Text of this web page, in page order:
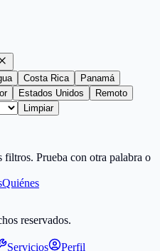
Costa Rica
Panamá
Estados Unidos
Remoto
Limpiar
filtros. Prueba con otra palabra o
Quiénes
reservados.
Servicios Perfil